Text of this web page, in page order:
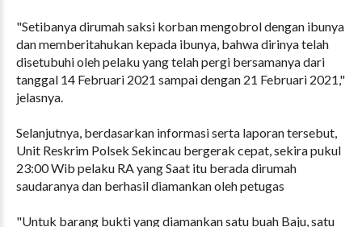
"Setibanya dirumah saksi korban mengobrol dengan ibunya
dan memberitahukan kepada ibunya, bahwa dirinya telah
disetubuhi oleh pelaku yang telah pergi bersamanya dari
tanggal 14 Februari 2021 sampai dengan 21 Februari 2021,"
jelasnya.
Selanjutnya, berdasarkan informasi serta laporan tersebut,
Unit Reskrim Polsek Sekincau bergerak cepat, sekira pukul
23:00 Wib pelaku RA yang Saat itu berada dirumah
saudaranya dan berhasil diamankan oleh petugas
"Untuk barang bukti yang diamankan satu buah Baju, satu